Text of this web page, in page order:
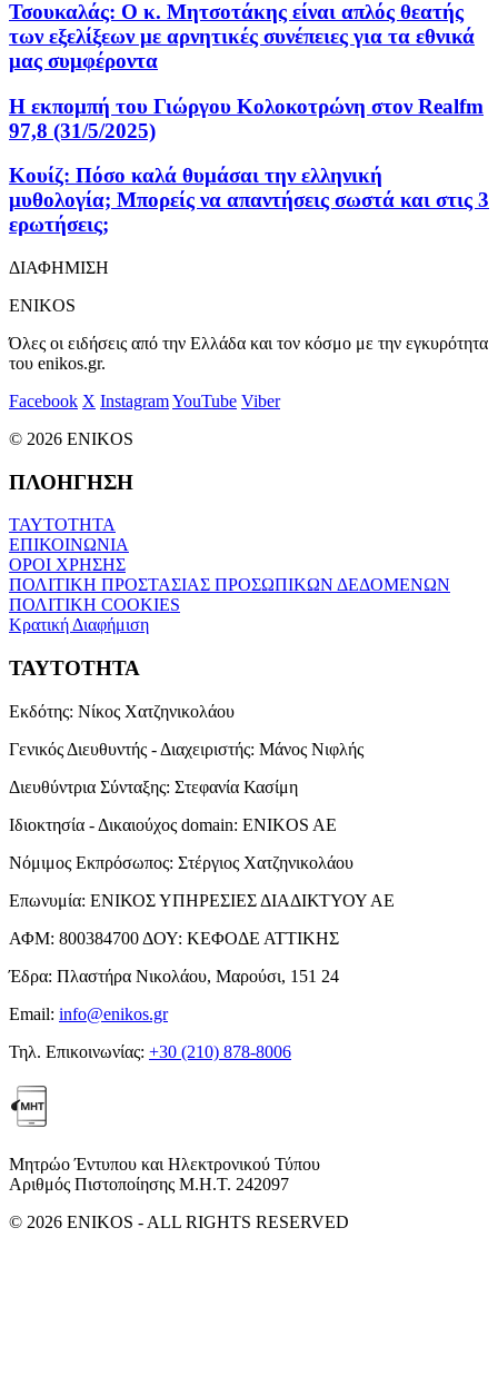
Τσουκαλάς: Ο κ. Μητσοτάκης είναι απλός θεατής
των εξελίξεων με αρνητικές συνέπειες για τα εθνικά
μας συμφέροντα
Η εκπομπή του Γιώργου Κολοκοτρώνη στον Realfm
97,8 (31/5/2025)
Κουίζ: Πόσο καλά θυμάσαι την ελληνική
μυθολογία; Μπορείς να απαντήσεις σωστά και στις 3
ερωτήσεις;
ΔΙΑΦΗΜΙΣΗ
ENIKOS
Όλες οι ειδήσεις από την Ελλάδα και τον κόσμο με την εγκυρότητα
του enikos.gr.
Facebook X InstagramYouTube Viber
© 2026 ENIKOS
ΠΛΟΗΓΗΣΗ
ΤΑΥΤΟΤΗΤΑ
ΕΠΙΚΟΙΝΩΝΙΑ
ΟΡΟΙ ΧΡΗΣΗΣ
ΠΟΛΙΤΙΚΗ ΠΡΟΣΤΑΣΙΑΣ ΠΡΟΣΩΠΙΚΩΝ ΔΕΔΟΜΕΝΩΝ
ΠΟΛΙΤΙΚΗ COOKIES
Κρατική Διαφήμιση
ΤΑΥΤΟΤΗΤΑ
Εκδότης: Νίκος Χατζηνικολάου
Γενικός Διευθυντής - Διαχειριστής: Μάνος Νιφλής
Διευθύντρια Σύνταξης: Στεφανία Κασίμη
Ιδιοκτησία - Δικαιούχος domain: ENIKOS AE
Νόμιμος Εκπρόσωπος: Στέργιος Χατζηνικολάου
Επωνυμία: ΕΝΙΚΟΣ ΥΠΗΡΕΣΙΕΣ ΔΙΑΔΙΚΤΥΟΥ ΑΕ
ΑΦΜ: 800384700 ΔΟΥ: ΚΕΦΟΔΕ ΑΤΤΙΚΗΣ
Έδρα: Πλαστήρα Νικολάου, Μαρούσι, 151 24
Email: info@enikos.gr
Τηλ. Επικοινωνίας: +30 (210) 878-8006
Μητρώο Έντυπου και Ηλεκτρονικού Τύπου
Αριθμός Πιστοποίησης Μ.Η.Τ. 242097
© 2026 ENIKOS - ALL RIGHTS RESERVED